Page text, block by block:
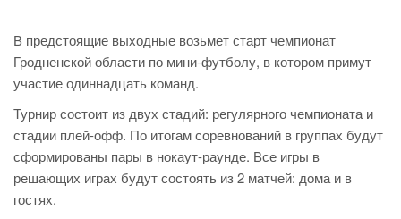
В предстоящие выходные возьмет старт чемпионат
Гродненской области по мини-футболу, в котором примут
участие одиннадцать команд.
Турнир состоит из двух стадий: регулярного чемпионата и
стадии плей-офф. По итогам соревнований в группах будут
сформированы пары в нокаут-раунде. Все игры в
решающих играх будут состоять из 2 матчей: дома и в
гостях.